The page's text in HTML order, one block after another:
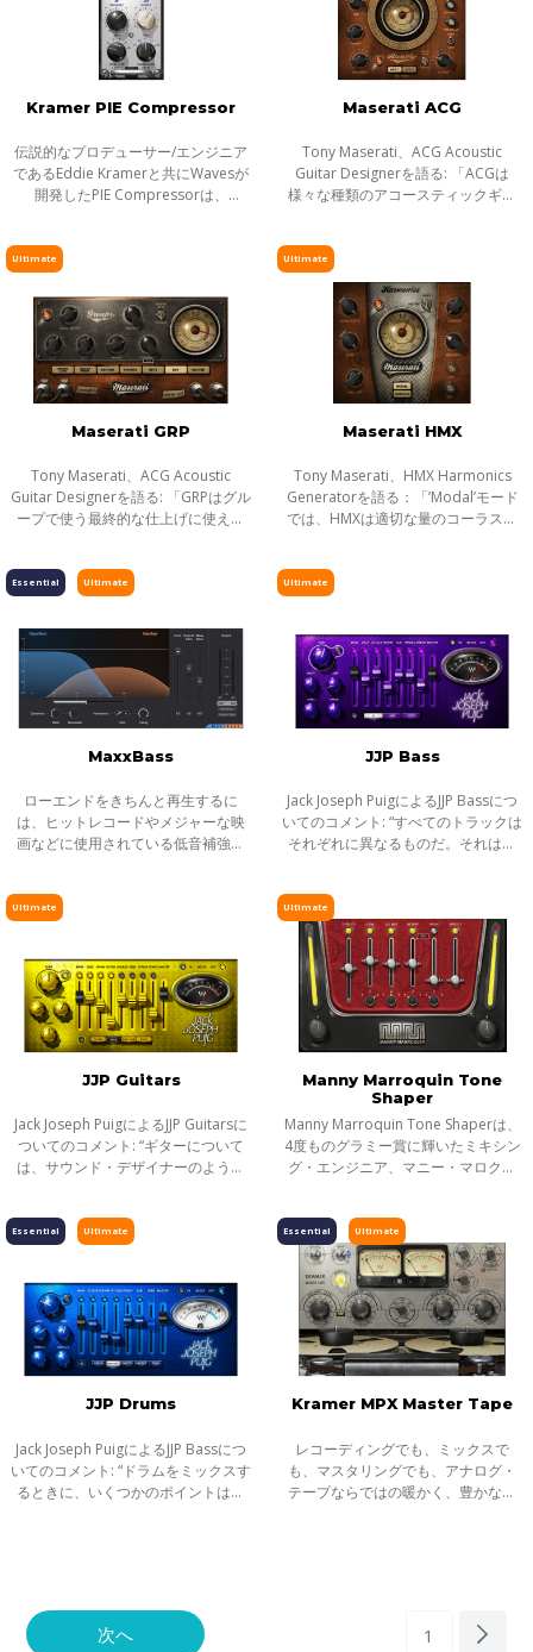
Kramer PIE Compressor
伝説的なプロデューサー/エンジニア
であるEddie Kramerと共にWavesが
開発したPIE Compressorは、
用したものと同じ、ヴィンテージPye
Maserati ACG
Tony Maserati、ACG Acoustic
Guitar Designerを語る: 「ACGは
様々な種類のアコースティックギタ
的なツールです。’ACG 1’の設定はレ
ベルをマキシ
Ultimate
Maserati GRP
Tony Maserati、ACG Acoustic
Guitar Designerを語る: 「GRPはグル
ープで使う最終的な仕上げに使える
設定することができます。」
Ultimate
Maserati HMX
Tony Maserati、HMX Harmonics
Generatorを語る：「’Modal’モード
では、HMXは適切な量のコーラスエ
の存在感を際だたせる、この世のも
Ultimate
Essential
MaxxBass
ローエンドをきちんと再生するに
は、ヒットレコードやメジャーな映
画などに使用されている低音補強テ
を使用して、サウンドの基本音調と
Ultimate
JJP Bass
Jack Joseph PuigによるJJP Bassにつ
いてのコメント: “すべてのトラックは
それぞれに異なるものだ。それはベ
スで抜けの良いミッドレンジだった
り
Ultimate
JJP Guitars
Jack Joseph PuigによるJJP Guitarsに
ついてのコメント: “ギターについて
は、サウンド・デザイナーのように
くんだ。トーンを明るくする、ダー
Ultimate
Manny Marroquin Tone
Shaper
Manny Marroquin Tone Shaperは、
4度ものグラミー賞に輝いたミキシン
グ・エンジニア、マニー・マロクィ
サーです。
Ultimate
Essential
JJP Drums
Jack Joseph PuigによるJJP Bassにつ
いてのコメント: “ドラムをミックスす
るときに、いくつかのポイントは必
Ultimate
Essential
Kramer MPX Master Tape
レコーディングでも、ミックスで
も、マスタリングでも、アナログ・
テープならではの暖かく、豊かなサ
次へ 1